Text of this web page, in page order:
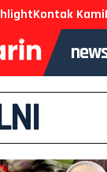
Kontak Kami